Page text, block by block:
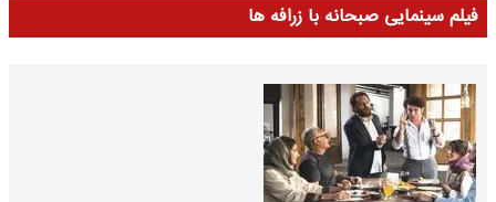
فیلم سینمایی صبحانه با زرافه ها